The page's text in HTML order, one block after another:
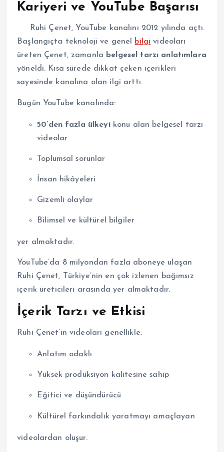
Kariyeri ve YouTube Başarısı
Ruhi Çenet, YouTube kanalını 2012 yılında açtı.
Başlangıçta teknoloji ve genel bilgi videoları
üreten Çenet, zamanla belgesel tarzı anlatımlara
yöneldi. Kısa sürede dikkat çeken içerikleri
sayesinde kanalına olan ilgi arttı.
Bugün YouTube kanalında:
50’den fazla ülkeyikonu alan belgesel tarzı
videolar
Toplumsal sorunlar
İnsan hikâyeleri
Gizemli olaylar
Bilimsel ve kültürel bilgiler
yer almaktadır.
YouTube’da 8 milyondan fazla aboneye ulaşan
Ruhi Çenet, Türkiye’nin en çok izlenen bağımsız
içerik üreticileri arasında yer almaktadır.
İçerik Tarzı ve Etkisi
Ruhi Çenet’in videoları genellikle:
Anlatım odaklı
Yüksek prodüksiyon kalitesine sahip
Eğitici ve düşündürücü
Kültürel farkındalık yaratmayı amaçlayan
videolardan oluşur.